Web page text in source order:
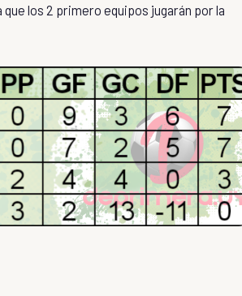
los 2 primero equipos jugarán por la